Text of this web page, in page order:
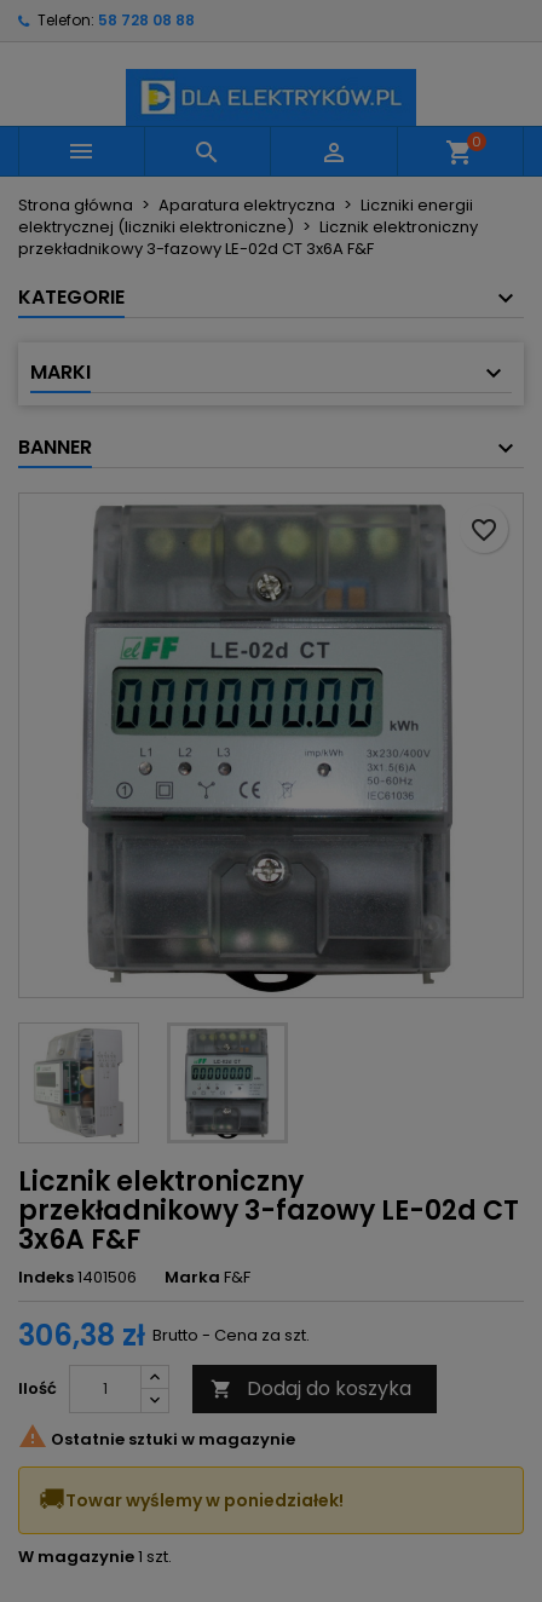
Telefon: 58 728 08 88
   shopping_cart0
Strona główna Aparatura elektryczna
Liczniki energii
elektrycznej (liczniki elektroniczne)
Licznik elektroniczny
przekładnikowy 3-fazowy LE-02d CT 3x6A F&F
KATEGORIE
MARKI
BANNER
Licznik elektroniczny
przekładnikowy 3-fazowy LE-02d CT
3x6A F&F
Indeks1401506 Marka F&F
306,38 zł Brutto - Cena za szt.
Ilość  Dodaj do koszyka
favorite_border
 Ostatnie sztuki w magazynie
🚚Towar wyślemy w poniedziałek!
W magazynie1 szt.
Utwórz nową listę
Nazwa listy życzeń
Anuluj Utwórz listę życzeń
Musisz być zalogowany by zapisać produkty na
swojej liście życzeń.
Anuluj Zaloguj się